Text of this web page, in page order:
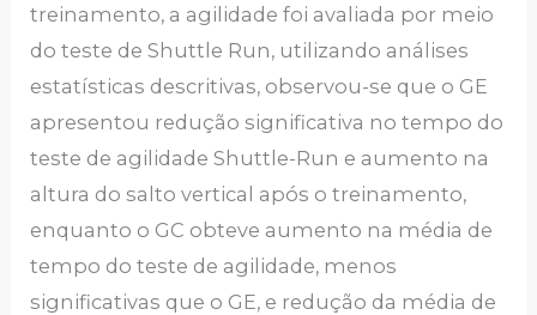
treinamento, a agilidade foi avaliada por meio
do teste de Shuttle Run, utilizando análises
estatísticas descritivas, observou-se que o GE
apresentou redução significativa no tempo do
teste de agilidade Shuttle-Run e aumento na
altura do salto vertical após o treinamento,
enquanto o GC obteve aumento na média de
tempo do teste de agilidade, menos
significativas que o GE, e redução da média de